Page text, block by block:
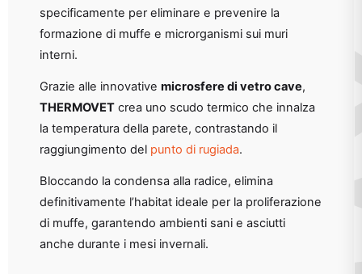
specificamente per eliminare e prevenire la
formazione di muffe e microrganismi sui muri
interni.
Grazie alle innovativemicrosfere di vetro cave,
THERMOVET crea uno scudo termico che innalza
la temperatura della parete, contrastando il
raggiungimento del punto di rugiada.
Bloccando la condensa alla radice, elimina
definitivamente l’habitat ideale per la proliferazione
di muffe, garantendo ambienti sani e asciutti
anche durante i mesi invernali.